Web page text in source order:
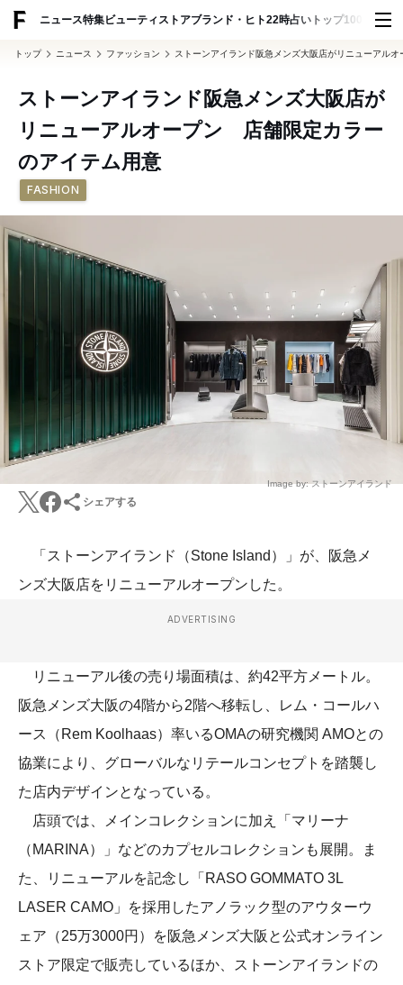
ニュース特集ビューティ ストアブランド・ヒト22時占い トップ100 スナッ
トップ ニュース ファッション ストーンアイランド阪急メンズ大阪店がリニューアル
ストーンアイランド阪急メンズ大阪店が
リニューアルオープン 店舗限定カラー
のアイテム用意
FASHION
Image by: ストーンアイランド
シェアする
「ストーンアイランド（Stone Island）」が、阪急メ
ンズ大阪店をリニューアルオープンした。
ADVERTISING
リニューアル後の売り場面積は、約42平方メートル。
阪急メンズ大阪の4階から2階へ移転し、レム・コールハ
ース（Rem Koolhaas）率いるOMAの研究機関 AMOとの
協業により、グローバルなリテールコンセプトを踏襲し
た店内デザインとなっている。
店頭では、メインコレクションに加え「マリーナ
（MARINA）」などのカプセルコレクションも展開。ま
た、リニューアルを記念し「RASO GOMMATO 3L
LASER CAMO」を採用したアノラック型のアウターウ
ェア（25万3000円）を阪急メンズ大阪と公式オンライン
ストア限定で販売しているほか、ストーンアイランドの